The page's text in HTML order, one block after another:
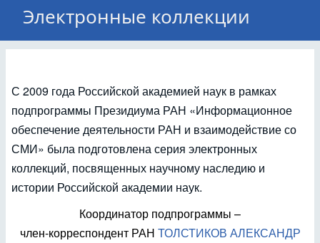
Электронные коллекции
С 2009 года Российской академией наук в рамках
подпрограммы Президиума РАН «Информационное
обеспечение деятельности РАН и взаимодействие со
СМИ» была подготовлена серия электронных
коллекций, посвященных научному наследию и
истории Российской академии наук.
Координатор подпрограммы –
член-корреспондент РАН ТОЛСТИКОВ АЛЕКСАНДР